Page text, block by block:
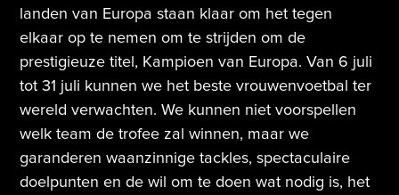
landen van Europa staan ​​klaar om het tegen
elkaar op te nemen om te strijden om de
prestigieuze titel, Kampioen van Europa. Van 6 juli
tot 31 juli kunnen we het beste vrouwenvoetbal ter
wereld verwachten. We kunnen niet voorspellen
welk team de trofee zal winnen, maar we
garanderen waanzinnige tackles, spectaculaire
doelpunten en de wil om te doen wat nodig is, het